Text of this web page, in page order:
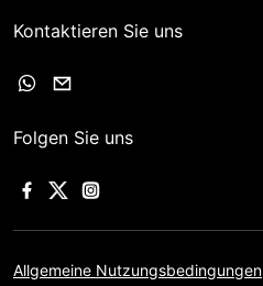
Kontaktieren Sie uns
Folgen Sie uns
Allgemeine Nutzungsbedingungen